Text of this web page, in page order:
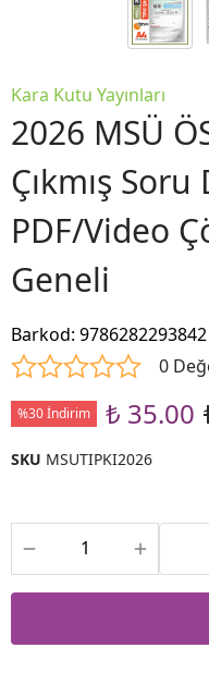
Kara Kutu Yayınları
2026 MSÜ
Çıkmış
PDF/Video
Geneli
Barkod: 9786282293842
0
%30 İndirim ₺ 35.00
SKU MSUTIPKI2026